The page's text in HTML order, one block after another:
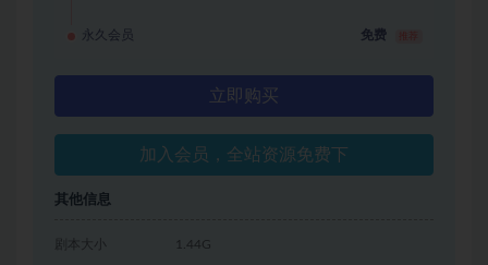
永久会员 免费
立即购买
加入会员，全站资源免费下
其他信息
剧本大小 1.44G